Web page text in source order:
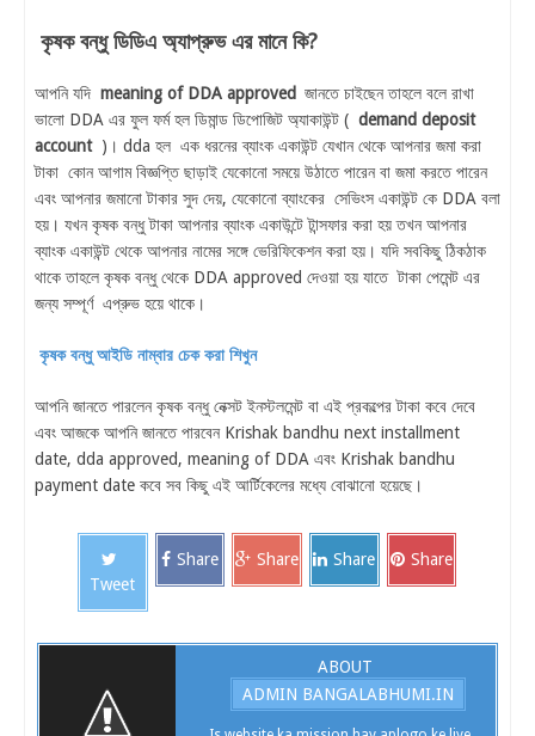
কৃষক বন্ধু ডিডিএ অ্যাপ্রুভ এর মানে কি?
আপনি যদি meaning of DDA approved জানতে চাইছেন তাহলে বলে রাখা
ভালো DDA এর ফুল ফর্ম হল ডিমান্ড ডিপোজিট অ্যাকাউন্ট ( demand deposit
account )। dda হল এক ধরনের ব্যাংক একাউন্ট যেখান থেকে আপনার জমা করা
টাকা কোন আগাম বিজ্ঞপ্তি ছাড়াই যেকোনো সময়ে উঠাতে পারেন বা জমা করতে পারেন
এবং আপনার জমানো টাকার সুদ দেয়, যেকোনো ব্যাংকের সেভিংস একাউন্ট কে DDA বলা
হয়। যখন কৃষক বন্ধু টাকা আপনার ব্যাংক একাউন্টে টান্সফার করা হয় তখন আপনার
ব্যাংক একাউন্ট থেকে আপনার নামের সঙ্গে ভেরিফিকেশন করা হয়। যদি সবকিছু ঠিকঠাক
থাকে তাহলে কৃষক বন্ধু থেকে DDA approved দেওয়া হয় যাতে টাকা পেমেন্ট এর
জন্য সম্পূর্ণ এপ্রুভ হয়ে থাকে।
কৃষক বন্ধু আইডি নাম্বার চেক করা শিখুন
আপনি জানতে পারলেন কৃষক বন্ধু নেক্সট ইনস্টলমেন্ট বা এই প্রকল্পের টাকা কবে দেবে
এবং আজকে আপনি জানতে পারবেন Krishak bandhu next installment
date, dda approved, meaning of DDA এবং Krishak bandhu
payment date কবে সব কিছু এই আর্টিকেলের মধ্যে বোঝানো হয়েছে।
Tweet
Share Share Share Share
ABOUT
ADMIN BANGALABHUMI.IN